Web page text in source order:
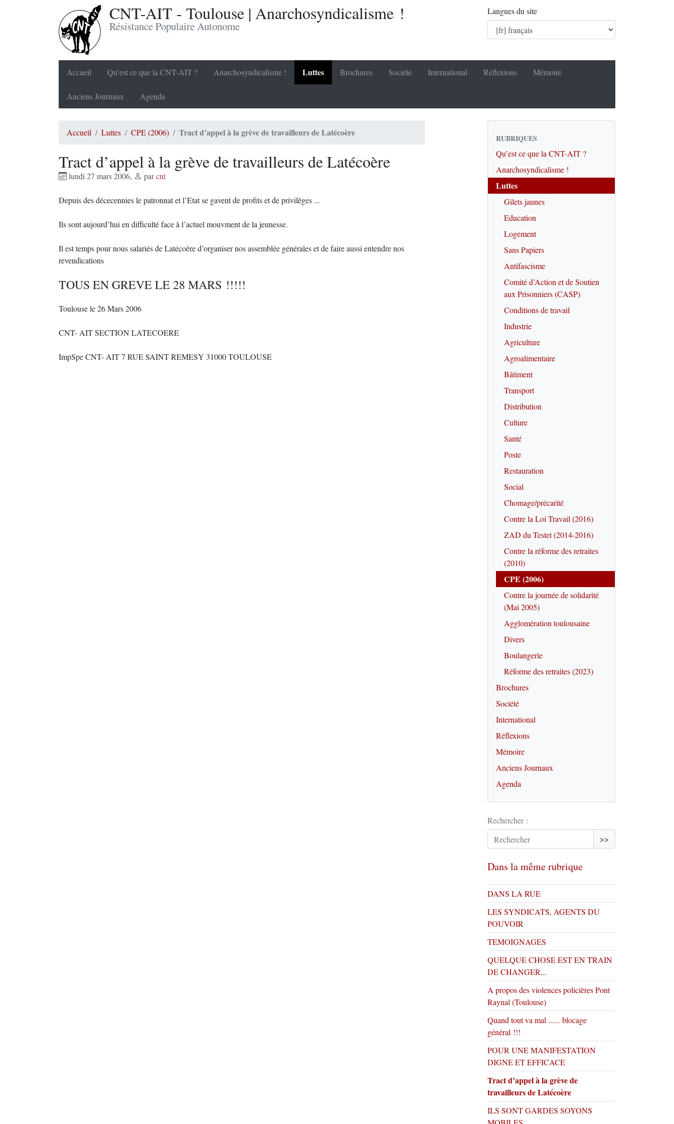
CNT-AIT - Toulouse | Anarchosyndicalisme !
Résistance Populaire Autonome
Langues du site
Accueil Qu’est ce que la CNT-AIT ? Anarchosyndicalisme ! Luttes Brochures Société International Réflexions Mémoire
Anciens Journaux Agenda
Accueil Luttes CPE (2006) Tract d’appel à la grève de travailleurs de Latécoère
Tract d’appel à la grève de travailleurs de Latécoère
lundi 27 mars 2006, parcnt
Depuis des décecennies le patronnat et l’Etat se gavent de profits et de privilèges ...
Ils sont aujourd’hui en difficulté face à l’actuel mouvment de la jeunesse.
Il est temps pour nous salariés de Latécoère d’organiser nos assemblée générales et de faire aussi entendre nos
revendications
TOUS EN GREVE LE 28 MARS !!!!!
Toulouse le 26 Mars 2006
CNT- AIT SECTION LATECOERE
ImpSpe CNT- AIT 7 RUE SAINT REMESY 31000 TOULOUSE
RUBRIQUES
Qu’est ce que la CNT-AIT ?
Anarchosyndicalisme !
Luttes
Gilets jaunes
Education
Logement
Sans Papiers
Antifascisme
Comité d’Action et de Soutien
aux Prisonniers (CASP)
Conditions de travail
Industrie
Agriculture
Agroalimentaire
Bâtiment
Transport
Distribution
Culture
Santé
Poste
Restauration
Social
Chomage/précarité
Contre la Loi Travail (2016)
ZAD du Testet (2014-2016)
Contre la réforme des retraites
(2010)
CPE (2006)
Contre la journée de solidarité
(Mai 2005)
Agglomération toulousaine
Divers
Boulangerie
Réforme des retraites (2023)
Brochures
Société
International
Réflexions
Mémoire
Anciens Journaux
Agenda
Rechercher :
>>
Dans la même rubrique
DANS LA RUE
LES SYNDICATS, AGENTS DU
POUVOIR
TEMOIGNAGES
QUELQUE CHOSE EST EN TRAIN
DE CHANGER...
A propos des violences policières Pont
Raynal (Toulouse)
Quand tout va mal ...... blocage
général !!!
POUR UNE MANIFESTATION
DIGNE ET EFFICACE
Tract d’appel à la grève de
travailleurs de Latécoère
ILS SONT GARDES SOYONS